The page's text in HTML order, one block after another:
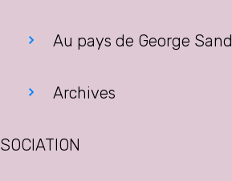
Au pays de George Sand
Archives